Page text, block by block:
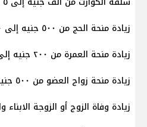
زيادة منحة الحج من ٥٠٠ جنيه إلى ٢٠٠٠ جنيه
زيادة منحة العمرة من ٢٠٠ جنيه إلى ٥٠٠ جنيه
زيادة منحة زواج العضو من ٥٠٠ جنية إلى الف جنيه
زيادة وفاة الزوج أو الزوجة الابناء والاب